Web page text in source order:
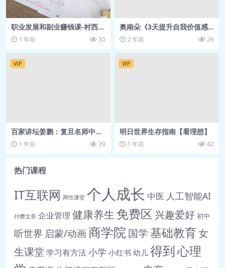
职业发展和副业赚钱课-村西边
老王1 年前 30
奥南朵《3天提升自我价值感·
深度成长营》【4.67GB】
2 年前 26
VIP
百家讲坛姜鹏：复旦名师中国
通史课
1 年前 39
VIP
明日世界生存指南【看理想】
1 年前 42
热门课程
IT互联网 两性课堂 个人成长 中医 人工智能AI
付费文章 企业管理 健康养生 免费区 兴趣爱好 初中
听世界 启蒙/动画商学院国学 基础教育女
生课堂 学习有方法小学 小红书 幼儿 得到心理